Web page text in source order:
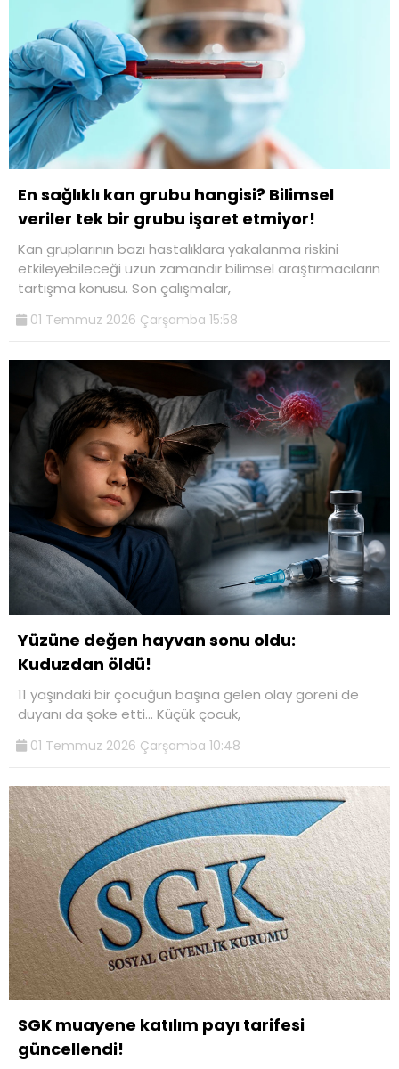
En sağlıklı kan grubu hangisi? Bilimsel
veriler tek bir grubu işaret etmiyor!
Kan gruplarının bazı hastalıklara yakalanma riskini
etkileyebileceği uzun zamandır bilimsel araştırmacıların
tartışma konusu. Son çalışmalar,
01 Temmuz 2026 Çarşamba 15:58
Yüzüne değen hayvan sonu oldu:
Kuduzdan öldü!
11 yaşındaki bir çocuğun başına gelen olay göreni de
duyanı da şoke etti... Küçük çocuk,
01 Temmuz 2026 Çarşamba 10:48
SGK muayene katılım payı tarifesi
güncellendi!